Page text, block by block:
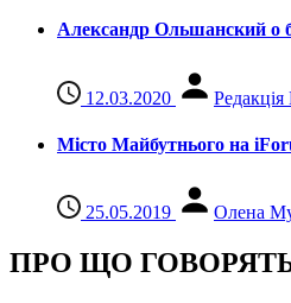
Александр Ольшанский о
12.03.2020
Місто Майбутнього на
25.05.2019 Олена
ПРО ЩО